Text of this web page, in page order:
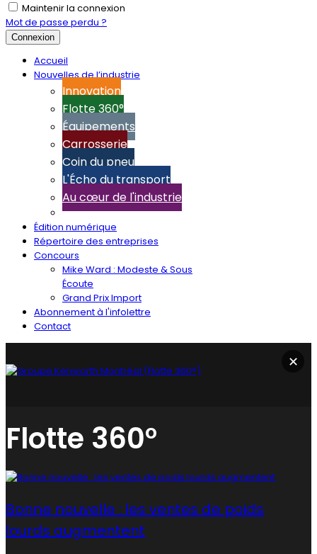
Maintenir la connexion
Mot de passe perdu ?
Connexion
Accueil
Nouvelles de l’industrie
Innovation
Flotte 360°
Équipements
Carrosserie
Coin du pneu
L'Écho du transport
Au cœur de l'industrie
Édition numérique
Répertoire des entreprises
Concours
Mike Ward : Modeste & Sous
Écoute
Grand Prix Import
Abonnement à l'infolettre
Contact
✕
Flotte 360°
Bonne nouvelle : les ventes de poids
lourds augmentent